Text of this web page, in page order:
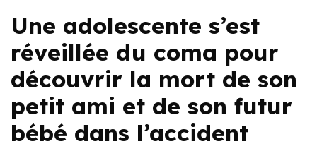
Une adolescente s’est
réveillée du coma pour
découvrir la mort de son
petit ami et de son futur
bébé dans l’accident